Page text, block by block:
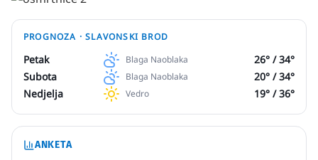
PROGNOZA ·SLAVONSKI BROD
Petak Blaga Naoblaka 26° /34°
Subota
Blaga Naoblaka 20° /34°
Nedjelja
Vedro 19° /36°
ANKETA